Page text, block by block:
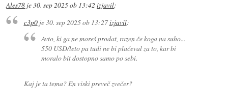
Ales78 je30. sep 2025 ob 13:42 izjavil:
c3p0je30. sep 2025 ob 13:27izjavil:
Avto, ki ga ne moreš prodat, razen če koga na suho...
550 USD/leto pa tudi ne bi plačeval za to, kar bi
moralo bit dostopno samo po sebi.
Kaj je ta tema? En viski preveč zvečer?